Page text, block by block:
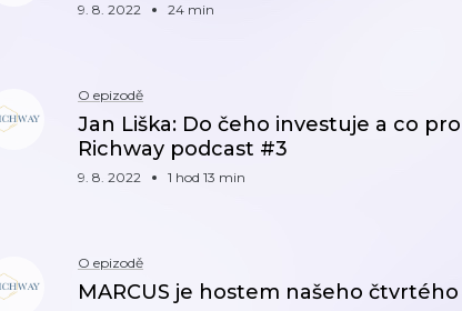
9. 8. 2022 24 min
O epizodě
Jan Liška: Do čeho investuje a co
Richway podcast #3
9. 8. 2022 1 hod 13 min
O epizodě
MARCUS je hostem našeho